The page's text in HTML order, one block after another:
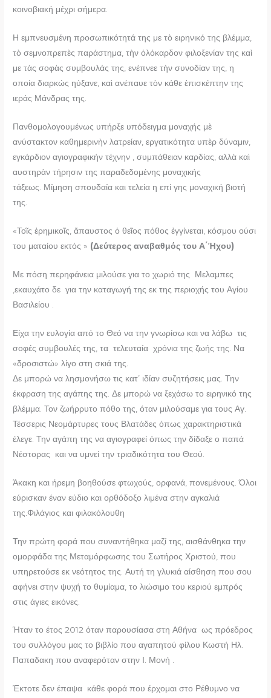
κοινοβιακή μέχρι σήμερα.
Η εμπνευσμένη προσωπικότητά της με τὸ ειρηνικό της βλέμμα,
τὸ σεμνοπρεπὲς παράστημα, τὴν ὁλόκαρδον φιλοξενίαν της καὶ
με τὰς σοφὰς συμβουλάς της, ενέπνεε τὴν συνοδίαν της, η
οποία διαρκώς ηύξανε, καὶ ανέπαυε τὸν κάθε ἐπισκέπτην της
ιεράς Μάνδρας της.
Πανθομολογουμένως υπήρξε υπόδειγμα μοναχής μὲ
ανύστακτον καθημερινὴν λατρείαν, εργατικότητα υπὲρ δύναμιν,
εγκάρδιον αγιογραφικήν τέχνην , συμπάθειαν καρδίας, αλλὰ καὶ
αυστηρὰν τήρησιν της παραδεδομένης μοναχικής
τάξεως. Μίμηση σπουδαία και τελεία η επί γης μοναχική βιοτή
της.
«Τοῖς ἐρημικοῖς, ἄπαυστος ὁ θεῖος πόθος ἐγγίνεται, κόσμου ούσι
του ματαίου εκτός » (Δεύτερος αναβαθμός του Α΄Ήχου)
Με πόση περηφάνεια μιλούσε για το χωριό της Μελαμπες
,εκαυχάτο δε για την καταγωγή της εκ της περιοχής του Αγίου
Βασιλείου .
Είχα την ευλογία από το Θεό να την γνωρίσω και να λάβω τις
σοφές συμβουλές της, τα τελευταία χρόνια της ζωής της. Να
«δροσιστώ» λίγο στη σκιά της.
Δε μπορώ να λησμονήσω τις κατ’ ιδίαν συζητήσεις μας. Την
έκφραση της αγάπης της. Δε μπορώ να ξεχάσω το ειρηνικό της
βλέμμα. Τον ζωήρρυτο πόθο της, όταν μιλούσαμε για τους Αγ.
Τέσσερις Νεομάρτυρες τους Βλατάδες όπως χαρακτηριστικά
έλεγε. Την αγάπη της να αγιογραφεί όπως την δίδαξε ο παπά
Νέστορας και να υμνεί την τριαδικότητα του Θεού.
Άκακη και ήρεμη βοηθούσε φτωχούς, ορφανά, πονεμένους. Όλοι
εύρισκαν έναν εύδιο και ορθόδοξο λιμένα στην αγκαλιά
της.Φιλάγιος και φιλακόλουθη
Την πρώτη φορά που συναντήθηκα μαζί της, αισθάνθηκα την
ομορφάδα της Μεταμόρφωσης του Σωτήρος Χριστού, που
υπηρετούσε εκ νεότητος της. Αυτή τη γλυκιά αίσθηση που σου
αφήνει στην ψυχή το θυμίαμα, το λιώσιμο του κεριού εμπρός
στις άγιες εικόνες.
Ήταν το έτος 2012 όταν παρουσίασα στη Αθήνα ως πρόεδρος
του συλλόγου μας το βιβλίο που αγαπητού φίλου Κωστή Ηλ.
Παπαδακη που αναφερόταν στην Ι. Μονή .
Έκτοτε δεν έπαψα κάθε φορά που έρχομαι στο Ρέθυμνο να